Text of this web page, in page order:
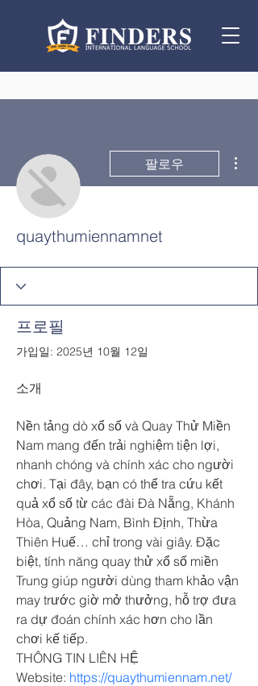
팔로우
quaythumiennamnet
프로필
가입일: 2025년 10월 12일
소개
Nền tảng dò xổ số và Quay Thử Miền
Nam mang đến trải nghiệm tiện lợi,
nhanh chóng và chính xác cho người
chơi. Tại đây, bạn có thể tra cứu kết
quả xổ số từ các đài Đà Nẵng, Khánh
Hòa, Quảng Nam, Bình Định, Thừa
Thiên Huế… chỉ trong vài giây. Đặc
biệt, tính năng quay thử xổ số miền
Trung giúp người dùng tham khảo vận
may trước giờ mở thưởng, hỗ trợ đưa
ra dự đoán chính xác hơn cho lần
chơi kế tiếp.
THÔNG TIN LIÊN HỆ
Website: https://quaythumiennam.net/